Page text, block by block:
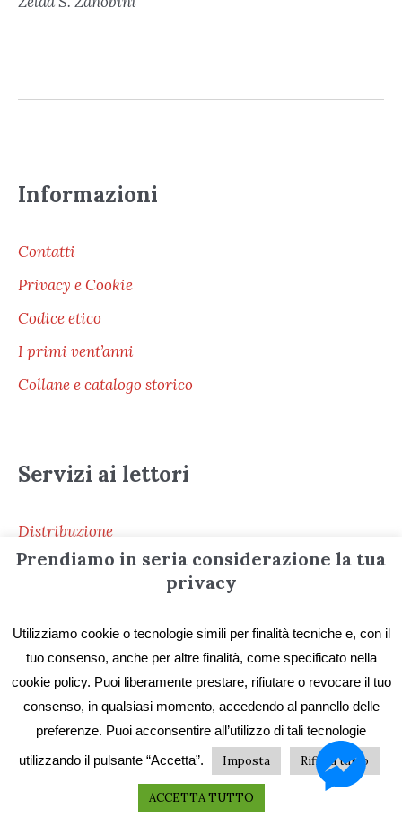
Informazioni
Contatti
Privacy e Cookie
Codice etico
I primi vent’anni
Collane e catalogo storico
Servizi ai lettori
Distribuzione
Le librerie di ZONA
Pubblica in selfpublishing
Stampa il tuo libro
Ebook
Prendiamo in seria considerazione la tua
privacy
Utilizziamo cookie o tecnologie simili per finalità tecniche e, con il
tuo consenso, anche per altre finalità, come specificato nella
cookie policy. Puoi liberamente prestare, rifiutare o revocare il tuo
consenso, in qualsiasi momento, accedendo al pannello delle
preferenze. Puoi acconsentire all’utilizzo di tali tecnologie
utilizzando il pulsante “Accetta”.
Imposta Rifiuta tutto
ACCETTA TUTTO